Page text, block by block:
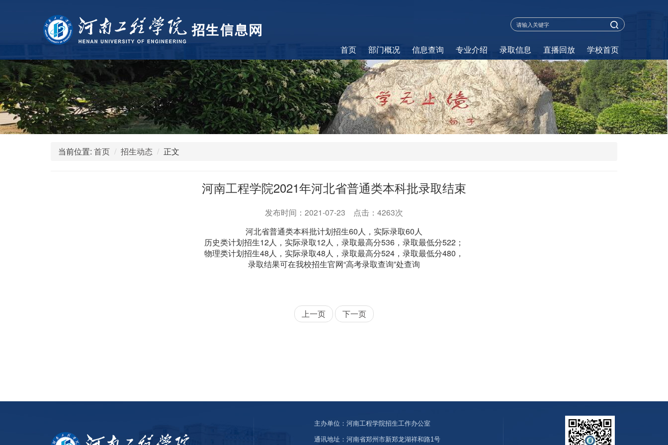
首页 部门概况 信息查询 专业介绍 录取信息 直播回放 学校首页
当前位置: 首页 招生动态 正文
河南工程学院2021年河北省普通类本科批录取结束
发布时间：2021-07-23 点击：4263次
河北省普通类本科批计划招生60人，实际录取60人
历史类计划招生12人，实际录取12人，录取最高分536，录取最低分522；
物理类计划招生48人，实际录取48人，录取最高分524，录取最低分480，
录取结果可在我校招生官网“高考录取查询”处查询
上一页 下一页
主办单位：河南工程学院招生工作办公室
通讯地址：河南省郑州市新郑龙湖祥和路1号